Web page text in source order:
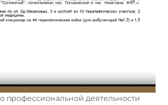
профессиональной деятельности